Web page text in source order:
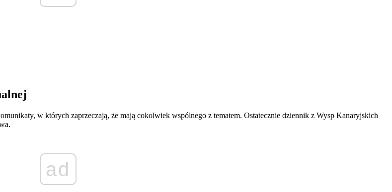
w których zaprzeczają, że mają cokolwiek wspólnego z tematem. Ostatecznie dziennik z Wysp Kanaryjskich
ad